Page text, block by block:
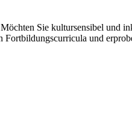
Sie kultursensibel und
und